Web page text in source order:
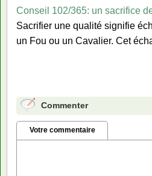
Conseil 102/365: un sacrifice
Sacrifier une qualité signifie
un Fou ou un Cavalier. Cet
Commenter
Votre commentaire